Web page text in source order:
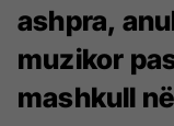
ashpra,
muzikor
mashkull